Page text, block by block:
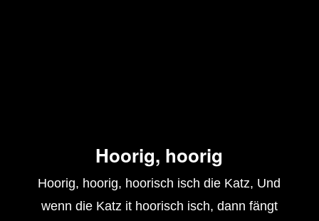
Hoorig, hoorig
Hoorig, hoorig, hoorisch isch die Katz, Und
wenn die Katz it hoorisch isch, dann fängt